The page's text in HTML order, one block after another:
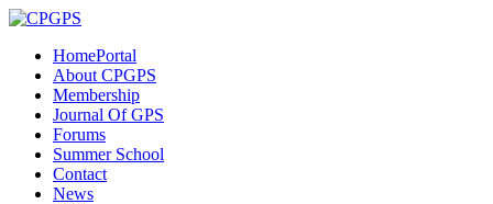
HomePortal
About CPGPS
Membership
Journal Of GPS
Forums
Summer School
Contact
News